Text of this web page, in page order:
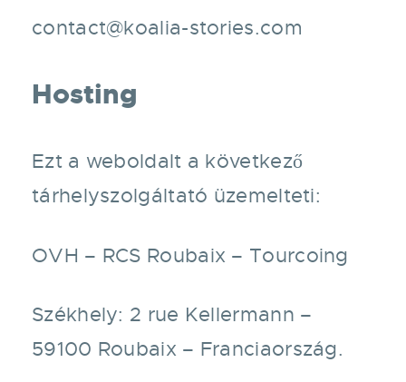
contact@koalia-stories.com
Hosting
Ezt a weboldalt a következő
tárhelyszolgáltató üzemelteti:
OVH – RCS Roubaix – Tourcoing
Székhely: 2 rue Kellermann –
59100 Roubaix – Franciaország.